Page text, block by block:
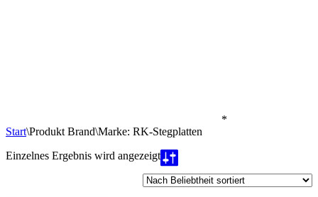
*
Start\Produkt Brand\Marke: RK-Stegplatten
Einzelnes Ergebnis wird angezeigt